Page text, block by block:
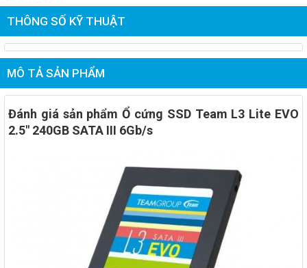
THÔNG SỐ KỸ THUẬT
MÔ TẢ SẢN PHẨM
Đánh giá sản phẩm Ổ cứng SSD Team L3 Lite EVO
2.5" 240GB SATA III 6Gb/s